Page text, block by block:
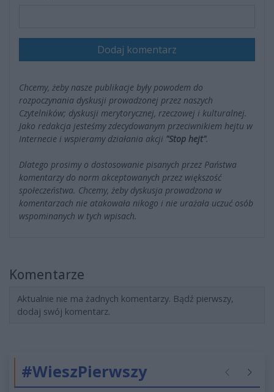
Dodaj komentarz
Chcemy, żeby nasze publikacje były powodem do
rozpoczynania dyskusji prowadzonej przez naszych
Czytelników; dyskusji merytorycznej, rzeczowej i kulturalnej.
Jako redakcja jesteśmy zdecydowanym przeciwnikiem hejtu w
Internecie i wspieramy działania akcji "Stop hejt".
Dlatego prosimy o dostosowanie pisanych przez Państwa
komentarzy do norm akceptowanych przez większość
społeczeństwa. Chcemy, żeby dyskusja prowadzona w
komentarzach nie atakowała nikogo i nie urażała uczuć osób
wspominanych w tych wpisach.
Komentarze
Aktualnie nie ma żadnych komentarzy. Bądź pierwszy,
dodaj swój komentarz.
#WieszPierwszy Poprzednie